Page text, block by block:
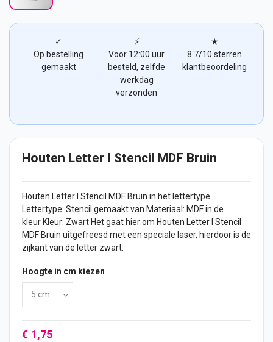
✓
Op bestelling
gemaakt
⚡
Voor 12:00 uur
besteld, zelfde
werkdag
verzonden
★
8.7/10 sterren
klantbeoordeling
Houten Letter I Stencil MDF Bruin
Houten Letter I Stencil MDF Bruin in het lettertype
Lettertype: Stencil gemaakt van Materiaal: MDF in de
kleur Kleur: Zwart Het gaat hier om Houten Letter I Stencil
MDF Bruin uitgefreesd met een speciale laser, hierdoor is de
zijkant van de letter zwart.
Hoogte in cm kiezen
€ 1,75